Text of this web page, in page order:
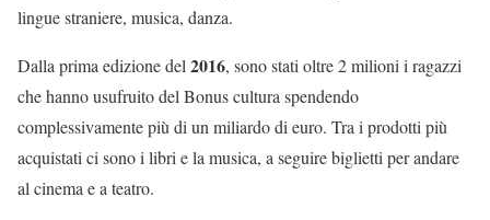
lingue straniere, musica, danza.
Dalla prima edizione del2016, sono stati oltre 2 milioni i ragazzi
che hanno usufruito del Bonus cultura spendendo
complessivamente più di un miliardo di euro. Tra i prodotti più
acquistati ci sono i libri e la musica, a seguire biglietti per andare
al cinema e a teatro.